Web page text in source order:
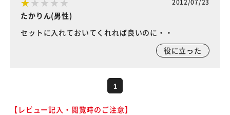
2012/07/23
たかりん(男性)
セットに入れておいてくれれば良いのに・・
役に立った
1
【レビュー記入・閲覧時のご注意】